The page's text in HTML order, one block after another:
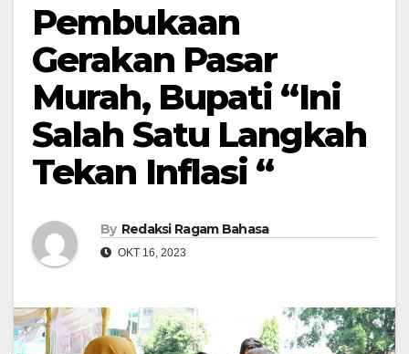
Pembukaan
Gerakan Pasar
Murah, Bupati “Ini
Salah Satu Langkah
Tekan Inflasi “
By Redaksi Ragam Bahasa
OKT 16, 2023